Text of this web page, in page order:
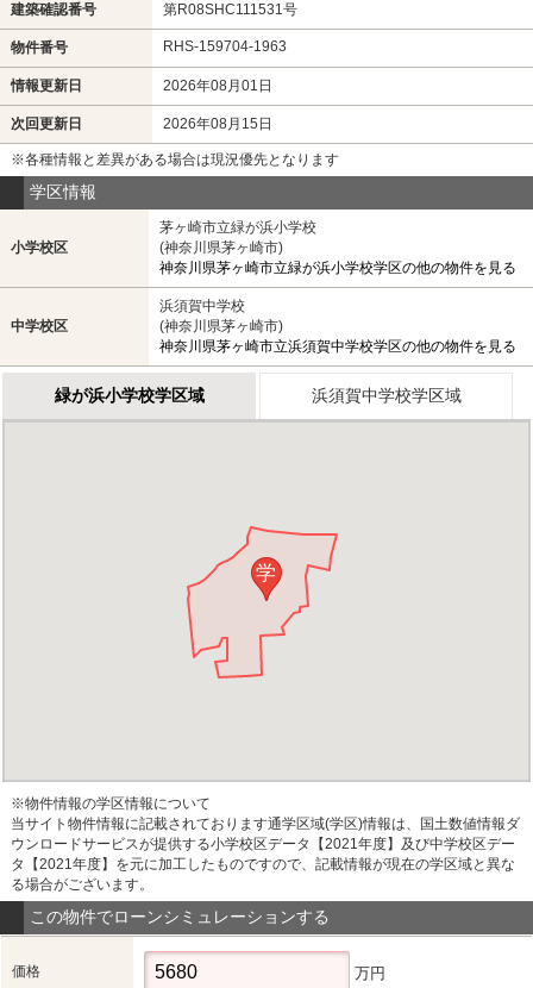
建築確認番号 第R08SHC111531号
物件番号 RHS-159704-1963
情報更新日 2026年08月01日
次回更新日 2026年08月15日
※各種情報と差異がある場合は現況優先となります
学区情報
小学校区
茅ヶ崎市立緑が浜小学校
(神奈川県茅ヶ崎市)
神奈川県茅ヶ崎市立緑が浜小学校学区の他の物件を見る
中学校区
浜須賀中学校
(神奈川県茅ヶ崎市)
神奈川県茅ヶ崎市立浜須賀中学校学区の他の物件を見る
緑が浜小学校学区域 浜須賀中学校学区域
学
※物件情報の学区情報について
当サイト物件情報に記載されております通学区域(学区)情報は、国土数値情報ダ
ウンロードサービスが提供する小学校区データ【2021年度】及び中学校区デー
タ【2021年度】を元に加工したものですので、記載情報が現在の学区域と異な
る場合がございます。
この物件でローンシミュレーションする
価格 万円